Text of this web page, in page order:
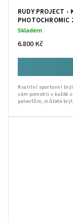
RUDY PROJECT -
PHOTOCHROMIC
Skladem
6.800 Kč
Kvalitní sportovní
vám pomohli v každé
patentům, můžete